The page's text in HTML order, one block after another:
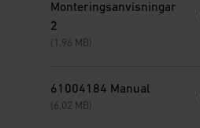
Monteringsanvisningar
2
(1.96 MB)
61004184 Manual
(6.02 MB)